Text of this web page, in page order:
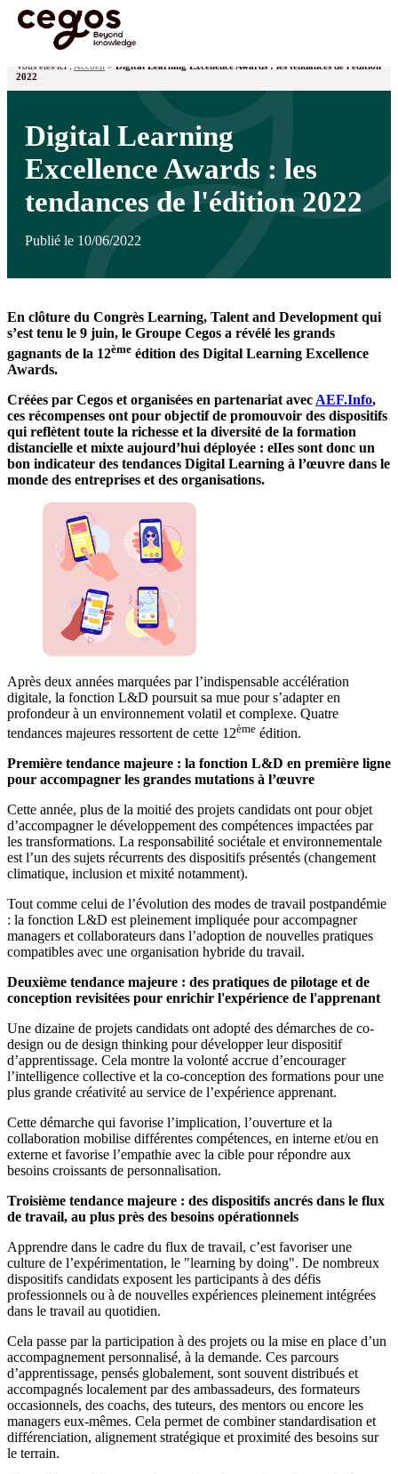
Vous êtes ici : Accueil > Digital Learning Excellence Awards : les tendances de l'édition
2022
Digital Learning
Excellence Awards : les
tendances de l'édition 2022
Publié le 10/06/2022
En clôture du Congrès Learning, Talent and Development qui
s’est tenu le 9 juin, le Groupe Cegos a révélé les grands
gagnants de la 12ème édition des Digital Learning Excellence
Awards.
Créées par Cegos et organisées en partenariat avec AEF.Info,
ces récompenses ont pour objectif de promouvoir des dispositifs
qui reflètent toute la richesse et la diversité de la formation
distancielle et mixte aujourd’hui déployée : elIes sont donc un
bon indicateur des tendances Digital Learning à l’œuvre dans le
monde des entreprises et des organisations.
Après deux années marquées par l’indispensable accélération
digitale, la fonction L&D poursuit sa mue pour s’adapter en
profondeur à un environnement volatil et complexe. Quatre
tendances majeures ressortent de cette 12ème édition.
Première tendance majeure : la fonction L&D en première ligne
pour accompagner les grandes mutations à l’œuvre
Cette année, plus de la moitié des projets candidats ont pour objet
d’accompagner le développement des compétences impactées par
les transformations. La responsabilité sociétale et environnementale
est l’un des sujets récurrents des dispositifs présentés (changement
climatique, inclusion et mixité notamment).
Tout comme celui de l’évolution des modes de travail postpandémie
: la fonction L&D est pleinement impliquée pour accompagner
managers et collaborateurs dans l’adoption de nouvelles pratiques
compatibles avec une organisation hybride du travail.
Deuxième tendance majeure : des pratiques de pilotage et de
conception revisitées pour enrichir l'expérience de l'apprenant
Une dizaine de projets candidats ont adopté des démarches de co-
design ou de design thinking pour développer leur dispositif
d’apprentissage. Cela montre la volonté accrue d’encourager
l’intelligence collective et la co-conception des formations pour une
plus grande créativité au service de l’expérience apprenant.
Cette démarche qui favorise l’implication, l’ouverture et la
collaboration mobilise différentes compétences, en interne et/ou en
externe et favorise l’empathie avec la cible pour répondre aux
besoins croissants de personnalisation.
Troisième tendance majeure : des dispositifs ancrés dans le flux
de travail, au plus près des besoins opérationnels
Apprendre dans le cadre du flux de travail, c’est favoriser une
culture de l’expérimentation, le "learning by doing". De nombreux
dispositifs candidats exposent les participants à des défis
professionnels ou à de nouvelles expériences pleinement intégrées
dans le travail au quotidien.
Cela passe par la participation à des projets ou la mise en place d’un
accompagnement personnalisé, à la demande. Ces parcours
d’apprentissage, pensés globalement, sont souvent distribués et
accompagnés localement par des ambassadeurs, des formateurs
occasionnels, des coachs, des tuteurs, des mentors ou encore les
managers eux-mêmes. Cela permet de combiner standardisation et
différenciation, alignement stratégique et proximité des besoins sur
le terrain.